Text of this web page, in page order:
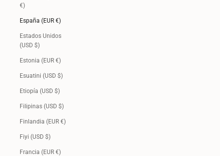
€)
España (EUR €)
Estados Unidos
(USD $)
Estonia (EUR €)
Esuatini (USD $)
Etiopía (USD $)
Filipinas (USD $)
Finlandia (EUR €)
Fiyi (USD $)
Francia (EUR €)